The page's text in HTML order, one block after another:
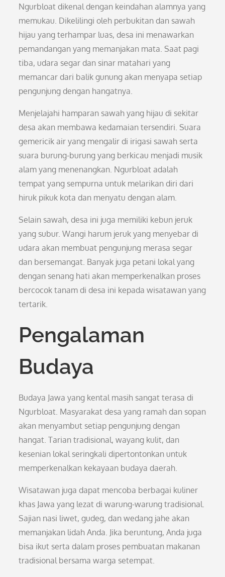
Ngurbloat dikenal dengan keindahan alamnya yang
memukau. Dikelilingi oleh perbukitan dan sawah
hijau yang terhampar luas, desa ini menawarkan
pemandangan yang memanjakan mata. Saat pagi
tiba, udara segar dan sinar matahari yang
memancar dari balik gunung akan menyapa setiap
pengunjung dengan hangatnya.
Menjelajahi hamparan sawah yang hijau di sekitar
desa akan membawa kedamaian tersendiri. Suara
gemericik air yang mengalir di irigasi sawah serta
suara burung-burung yang berkicau menjadi musik
alam yang menenangkan. Ngurbloat adalah
tempat yang sempurna untuk melarikan diri dari
hiruk pikuk kota dan menyatu dengan alam.
Selain sawah, desa ini juga memiliki kebun jeruk
yang subur. Wangi harum jeruk yang menyebar di
udara akan membuat pengunjung merasa segar
dan bersemangat. Banyak juga petani lokal yang
dengan senang hati akan memperkenalkan proses
bercocok tanam di desa ini kepada wisatawan yang
tertarik.
Pengalaman
Budaya
Budaya Jawa yang kental masih sangat terasa di
Ngurbloat. Masyarakat desa yang ramah dan sopan
akan menyambut setiap pengunjung dengan
hangat. Tarian tradisional, wayang kulit, dan
kesenian lokal seringkali dipertontonkan untuk
memperkenalkan kekayaan budaya daerah.
Wisatawan juga dapat mencoba berbagai kuliner
khas Jawa yang lezat di warung-warung tradisional.
Sajian nasi liwet, gudeg, dan wedang jahe akan
memanjakan lidah Anda. Jika beruntung, Anda juga
bisa ikut serta dalam proses pembuatan makanan
tradisional bersama warga setempat.